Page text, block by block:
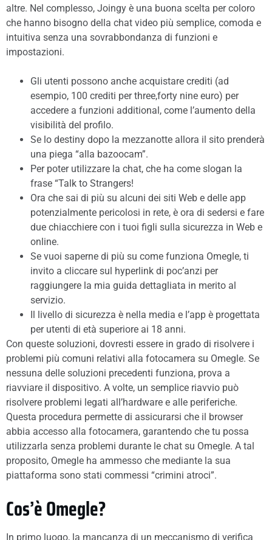
altre. Nel complesso, Joingy è una buona scelta per coloro
che hanno bisogno della chat video più semplice, comoda e
intuitiva senza una sovrabbondanza di funzioni e
impostazioni.
Gli utenti possono anche acquistare crediti (ad
esempio, 100 crediti per three,forty nine euro) per
accedere a funzioni additional, come l’aumento della
visibilità del profilo.
Se lo destiny dopo la mezzanotte allora il sito prenderà
una piega “alla bazoocam”.
Per poter utilizzare la chat, che ha come slogan la
frase “Talk to Strangers!
Ora che sai di più su alcuni dei siti Web e delle app
potenzialmente pericolosi in rete, è ora di sedersi e fare
due chiacchiere con i tuoi figli sulla sicurezza in Web e
online.
Se vuoi saperne di più su come funziona Omegle, ti
invito a cliccare sul hyperlink di poc’anzi per
raggiungere la mia guida dettagliata in merito al
servizio.
Il livello di sicurezza è nella media e l’app è progettata
per utenti di età superiore ai 18 anni.
Con queste soluzioni, dovresti essere in grado di risolvere i
problemi più comuni relativi alla fotocamera su Omegle. Se
nessuna delle soluzioni precedenti funziona, prova a
riavviare il dispositivo. A volte, un semplice riavvio può
risolvere problemi legati all’hardware e alle periferiche.
Questa procedura permette di assicurarsi che il browser
abbia accesso alla fotocamera, garantendo che tu possa
utilizzarla senza problemi durante le chat su Omegle. A tal
proposito, Omegle ha ammesso che mediante la sua
piattaforma sono stati commessi “crimini atroci”.
Cos’è Omegle?
In primo luogo, la mancanza di un meccanismo di verifica